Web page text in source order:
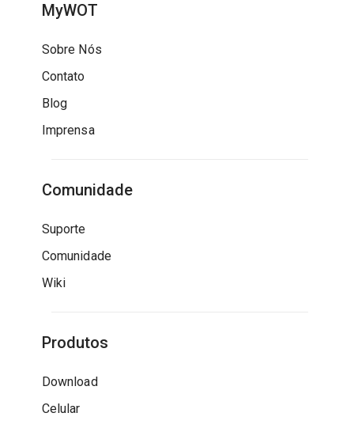
MyWOT
Sobre Nós
Contato
Blog
Imprensa
Comunidade
Suporte
Comunidade
Wiki
Produtos
Download
Celular